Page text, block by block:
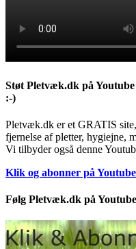
Støt Pletvæk.dk på
:-)
Pletvæk.dk er et GRATIS
fjernelse af pletter, hygiejne,
Vi tilbyder også denne
Klik og abonner på
Følg Pletvæk.dk på Youtube